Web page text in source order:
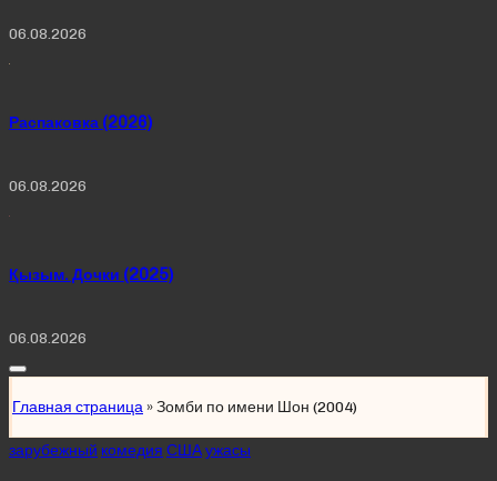
06.08.2026
Распаковка (2026)
06.08.2026
Қызым. Дочки (2025)
06.08.2026
Главная страница »Зомби по имени Шон (2004)
Posted
зарубежный комедия СШАужасы